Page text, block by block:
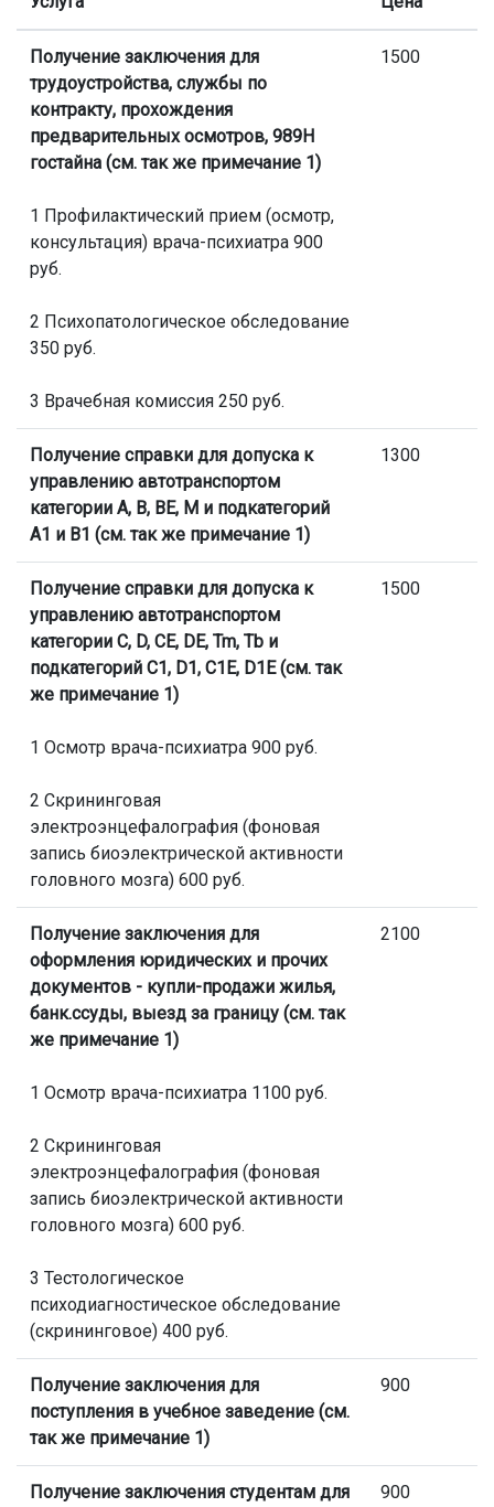
Получение заключения для
трудоустройства, службы по
контракту, прохождения
предварительных осмотров, 989Н
гостайна (см. так же примечание 1)
1 Профилактический прием (осмотр,
консультация) врача-психиатра 900
руб.
2 Психопатологическое обследование
350 руб.
3 Врачебная комиссия 250 руб.
1500
Получение справки для допуска к
управлению автотранспортом
категории А, В, ВЕ, М и подкатегорий
А1 и В1 (см. так же примечание 1)
1300
Получение справки для допуска к
управлению автотранспортом
категории C, D, CE, DE, Tm, Tb и
подкатегорий C1, D1, C1E, D1E (см. так
же примечание 1)
1 Осмотр врача-психиатра 900 руб.
2 Скрининговая
электроэнцефалография (фоновая
запись биоэлектрической активности
головного мозга) 600 руб.
1500
Получение заключения для
оформления юридических и прочих
документов - купли-продажи жилья,
банк.ссуды, выезд за границу (см. так
же примечание 1)
1 Осмотр врача-психиатра 1100 руб.
2 Скрининговая
электроэнцефалография (фоновая
запись биоэлектрической активности
головного мозга) 600 руб.
3 Тестологическое
психодиагностическое обследование
(скрининговое) 400 руб.
2100
Получение заключения для
поступления в учебное заведение (см.
так же примечание 1)
900
Получение заключения студентам для
900